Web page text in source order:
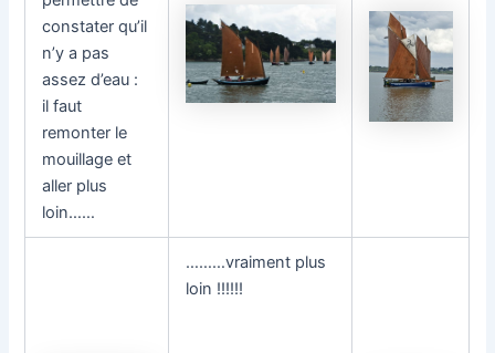
constater qu’il
n’y a pas
assez d’eau :
il faut
remonter le
mouillage et
aller plus
loin……
………vraiment plus
loin !!!!!!